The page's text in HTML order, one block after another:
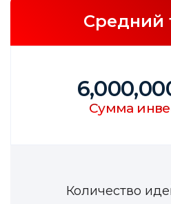
Средний
Сумма
Количество